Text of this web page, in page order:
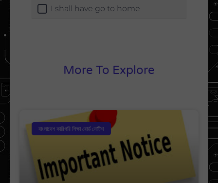
I shall have go to home
More To Explore
বাংলাদেশ কারিগরি শিক্ষা বোর্ড নোটিশ